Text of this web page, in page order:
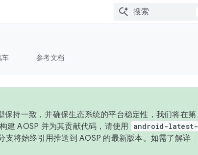
车 参考文档
持一致，并确保生态系统的平台稳定性，我们将在第
建 AOSP 并为其贡献代码，请使用
android-latest-
支将始终引用推送到 AOSP 的最新版本。如需了解详